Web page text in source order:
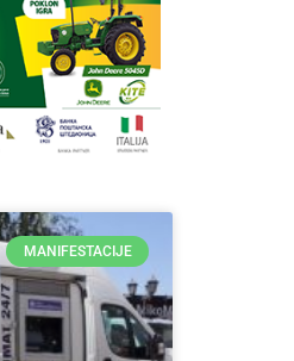
MANIFESTACIJE